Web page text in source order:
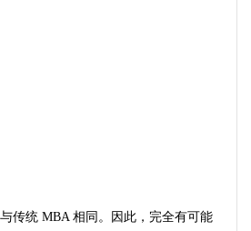
传统 MBA 相同。因此，完全有可能